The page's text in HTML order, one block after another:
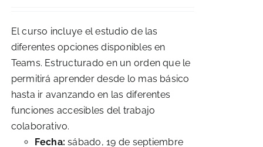
El curso incluye el estudio de las
diferentes opciones disponibles en
Teams. Estructurado en un orden que le
permitirá aprender desde lo mas básico
hasta ir avanzando en las diferentes
funciones accesibles del trabajo
colaborativo.
Fecha:sábado, 19 de septiembre